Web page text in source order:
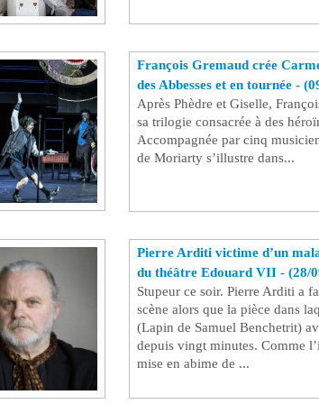
François Gremaud crée
des Abbesses et en tournée -
Après Phèdre et Giselle,
sa trilogie consacrée à des
Accompagnée par cinq
de Moriarty s’illustre dans...
Pierre Arditi victime d’un
du théâtre Edouard VII - (28/
Stupeur ce soir. Pierre Arditi a
scène alors que la pièce dans
(Lapin de Samuel Benchetrit)
depuis vingt minutes. Comme
mise en abime de ...